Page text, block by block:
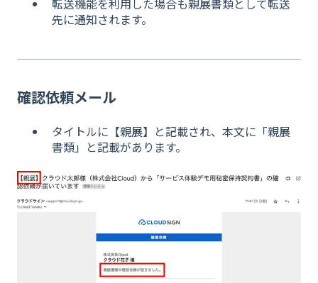
先に通知されます。
確認依頼メール
タイトルに【親展】と記載され、本文に「親展
書類」と記載があります。